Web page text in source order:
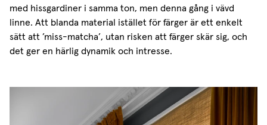
med hissgardiner i samma ton, men denna gång i vävd
linne. Att blanda material istället för färger är ett enkelt
sätt att ’miss-matcha’, utan risken att färger skär sig, och
det ger en härlig dynamik och intresse.